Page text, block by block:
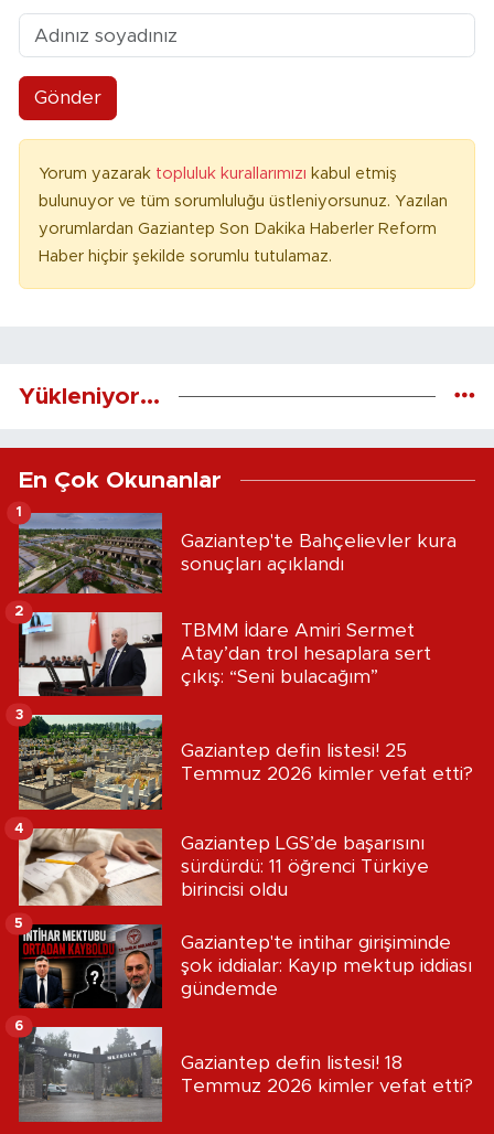
Gönder
Yorum yazarak topluluk kurallarımızı kabul etmiş
bulunuyor ve tüm sorumluluğu üstleniyorsunuz. Yazılan
yorumlardan Gaziantep Son Dakika Haberler Reform
Haber hiçbir şekilde sorumlu tutulamaz.
Yükleniyor...
En Çok Okunanlar
Gaziantep'te Bahçelievler kura
sonuçları açıklandı
1
TBMM İdare Amiri Sermet
Atay’dan trol hesaplara sert
çıkış: “Seni bulacağım”
2
Gaziantep defin listesi! 25
Temmuz 2026 kimler vefat etti?
3
Gaziantep LGS’de başarısını
sürdürdü: 11 öğrenci Türkiye
birincisi oldu
4
Gaziantep'te intihar girişiminde
şok iddialar: Kayıp mektup iddiası
gündemde
5
Gaziantep defin listesi! 18
Temmuz 2026 kimler vefat etti?
6